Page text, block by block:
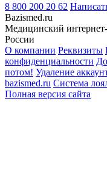
8 800 200 20 62
Bazismed.ru
Медицинский интернет-
России
О компании Реквизиты
конфиденциальности
потом! Удаление
bazismed.ru Система
Полная версия сайта